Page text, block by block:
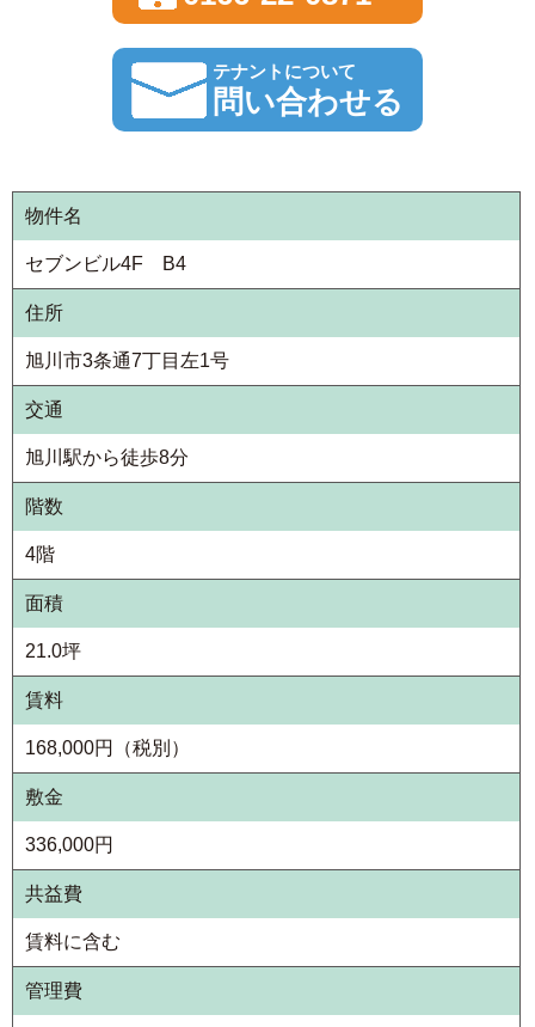
テナントについて
問い合わせる
物件名
セブンビル4F B4
住所
旭川市3条通7丁目左1号
交通
旭川駅から徒歩8分
階数
4階
面積
21.0坪
賃料
168,000円（税別）
敷金
336,000円
共益費
賃料に含む
管理費